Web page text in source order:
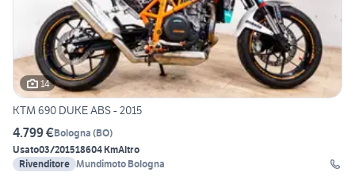
14
KTM 690 DUKE ABS - 2015
4.799 €Bologna (BO)
Usato03/201518604 KmAltro
Rivenditore Mundimoto Bologna